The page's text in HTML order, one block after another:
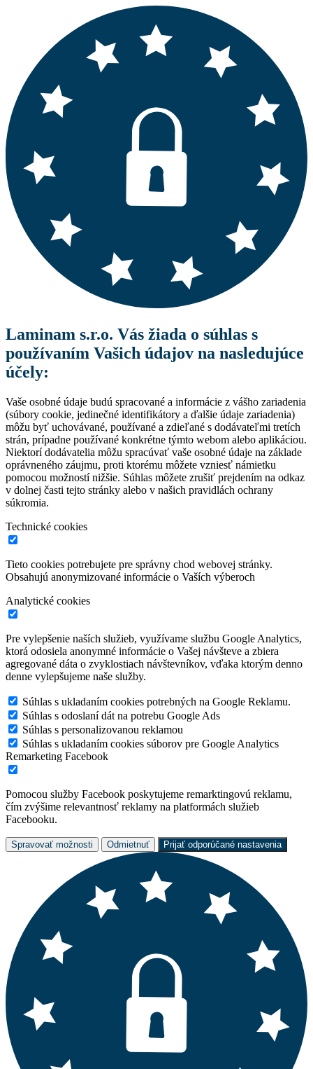
Laminam s.r.o. Vás žiada o súhlas s
používaním Vašich údajov na nasledujúce
účely:
Vaše osobné údaje budú spracované a informácie z vášho zariadenia
(súbory cookie, jedinečné identifikátory a ďalšie údaje zariadenia)
môžu byť uchovávané, používané a zdieľané s dodávateľmi tretích
strán, prípadne používané konkrétne týmto webom alebo aplikáciou.
Niektorí dodávatelia môžu spracúvať vaše osobné údaje na základe
oprávneného záujmu, proti ktorému môžete vzniesť námietku
pomocou možností nižšie. Súhlas môžete zrušiť prejdením na odkaz
v dolnej časti tejto stránky alebo v našich pravidlách ochrany
súkromia.
Technické cookies
Tieto cookies potrebujete pre správny chod webovej stránky.
Obsahujú anonymizované informácie o Vaších výberoch
Analytické cookies
Pre vylepšenie naších služieb, využívame službu Google Analytics,
ktorá odosiela anonymné informácie o Vašej návšteve a zbiera
agregované dáta o zvyklostiach návštevníkov, vďaka ktorým denno
denne vylepšujeme naše služby.
Súhlas s ukladaním cookies potrebných na Google Reklamu.
Súhlas s odoslaní dát na potrebu Google Ads
Súhlas s personalizovanou reklamou
Súhlas s ukladaním cookies súborov pre Google Analytics
Remarketing Facebook
Pomocou služby Facebook poskytujeme remarktingovú reklamu,
čím zvýšime relevantnosť reklamy na platformách služieb
Facebooku.
Spravovať možnosti Odmietnuť Prijať odporúčané nastavenia